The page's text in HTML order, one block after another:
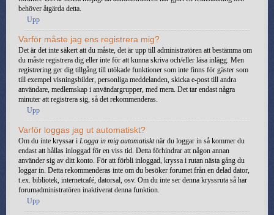
behöver åtgärda detta.
Upp
Varför måste jag ens registrera mig?
Det är det inte säkert att du måste, det är upp till administratören att bestämma om
du måste registrera dig eller inte för att kunna skriva och/eller läsa inlägg. Men
registrering ger dig tillgång till utökade funktioner som inte finns för gäster som
till exempel visningsbilder, personliga meddelanden, skicka e-post till andra
användare, medlemskap i användargrupper, med mera. Det tar endast några
minuter att registrera sig, så det rekommenderas.
Upp
Varför loggas jag ut automatiskt?
Om du inte kryssar i Logga in mig automatisktnär du loggar in så kommer du
endast att hållas inloggad för en viss tid. Detta förhindrar att någon annan
använder sig av ditt konto. För att förbli inloggad, kryssa i rutan nästa gång du
loggar in. Detta rekommenderas inte om du besöker forumet från en delad dator,
t.ex. bibliotek, internetcafé, datorsal, osv. Om du inte ser denna kryssruta så har
forumadministratören inaktiverat denna funktion.
Upp